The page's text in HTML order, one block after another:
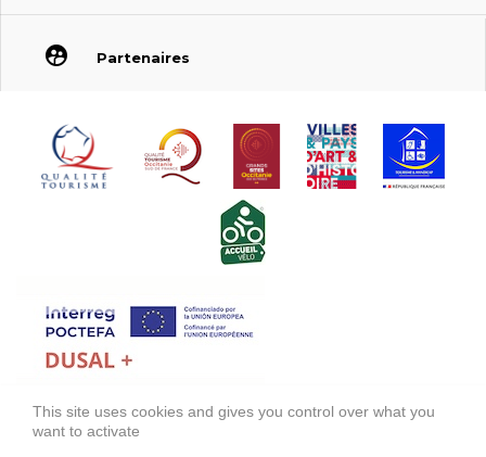
Partenaires
FONDS EUROPÉEN DE DÉVELOPPEMENT RÉGIONAL (FEDER)
This site uses cookies and gives you control over what you
want to activate